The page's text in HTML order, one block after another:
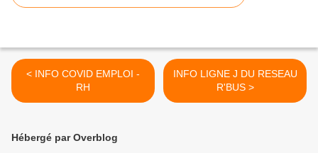
< INFO COVID EMPLOI -
RH
INFO LIGNE J DU RESEAU
R'BUS >
Hébergé par Overblog